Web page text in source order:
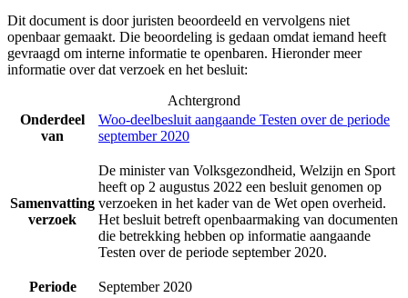
Dit document is door juristen beoordeeld en vervolgens niet
openbaar gemaakt. Die beoordeling is gedaan omdat iemand heeft
gevraagd om interne informatie te openbaren. Hieronder meer
informatie over dat verzoek en het besluit:
Achtergrond
Onderdeel
van
Woo-deelbesluit aangaande Testen over de periode
september 2020
Samenvatting
verzoek
De minister van Volksgezondheid, Welzijn en Sport
heeft op 2 augustus 2022 een besluit genomen op
verzoeken in het kader van de Wet open overheid.
Het besluit betreft openbaarmaking van documenten
die betrekking hebben op informatie aangaande
Testen over de periode september 2020.
Periode
September 2020